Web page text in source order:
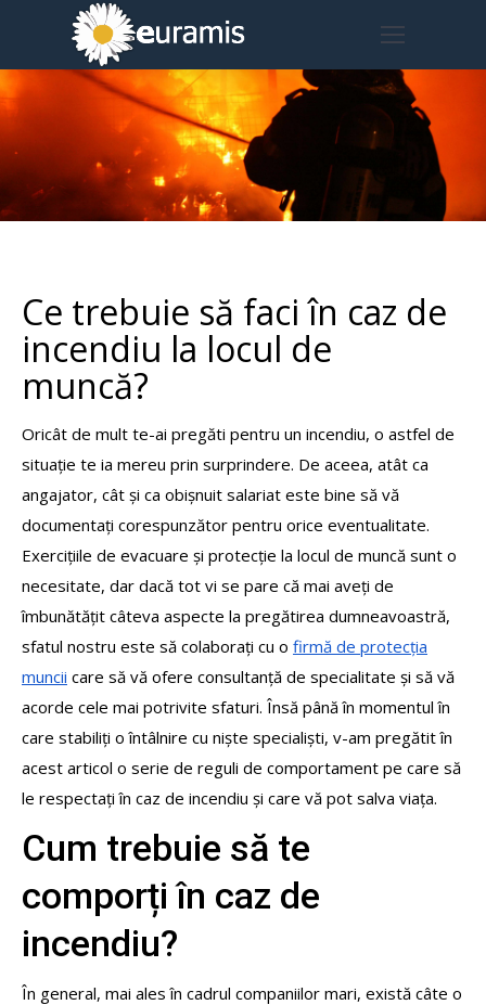
Ce trebuie să faci în caz de
incendiu la locul de
muncă?
Oricât de mult te-ai pregăti pentru un incendiu, o astfel de
situație te ia mereu prin surprindere. De aceea, atât ca
angajator, cât și ca obișnuit salariat este bine să vă
documentați corespunzător pentru orice eventualitate.
Exercițiile de evacuare și protecție la locul de muncă sunt o
necesitate, dar dacă tot vi se pare că mai aveți de
îmbunătățit câteva aspecte la pregătirea dumneavoastră,
sfatul nostru este să colaborați cu o firmă de protecția
muncii care să vă ofere consultanță de specialitate și să vă
acorde cele mai potrivite sfaturi. Însă până în momentul în
care stabiliți o întâlnire cu niște specialiști, v-am pregătit în
acest articol o serie de reguli de comportament pe care să
le respectați în caz de incendiu și care vă pot salva viața.
Cum trebuie să te
comporți în caz de
incendiu?
În general, mai ales în cadrul companiilor mari, există câte o